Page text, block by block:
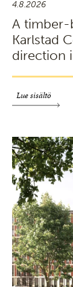
4.8.2026
A
Karlstad
direction
Lue sisältö